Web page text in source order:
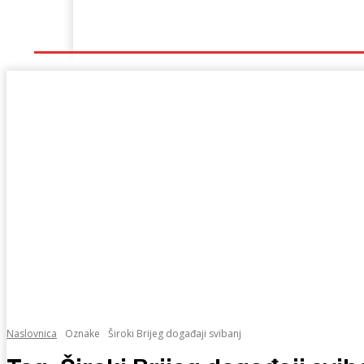
Naslovnica Oznake Široki Brijeg događaji svibanj